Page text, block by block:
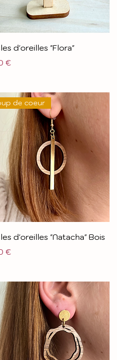
d'oreilles "Flora"
€
de coeur
d'oreilles "Natacha" Bois
€